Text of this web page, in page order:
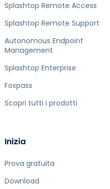
Splashtop Remote Access
Splashtop Remote Support
Autonomous Endpoint
Management
Splashtop Enterprise
Foxpass
Scopri tutti i prodotti
Inizia
Prova gratuita
Download